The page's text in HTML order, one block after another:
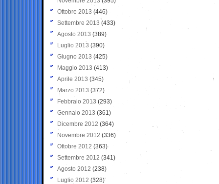
Ottobre 2013 (446)
Settembre 2013 (433)
Agosto 2013 (389)
Luglio 2013 (390)
Giugno 2013 (425)
Maggio 2013 (413)
Aprile 2013 (345)
Marzo 2013 (372)
Febbraio 2013 (293)
Gennaio 2013 (361)
Dicembre 2012 (364)
Novembre 2012 (336)
Ottobre 2012 (363)
Settembre 2012 (341)
Agosto 2012 (238)
Luglio 2012 (328)